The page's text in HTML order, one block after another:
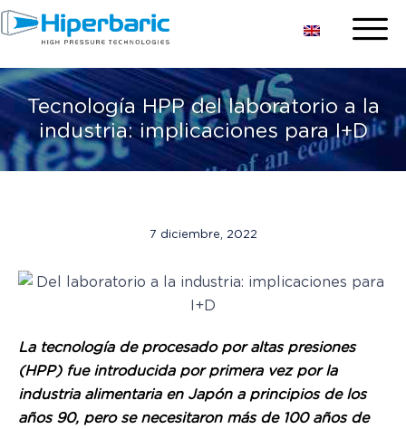
Tecnología HPP del laboratorio a la
industria: implicaciones para I+D
7 diciembre, 2022
La tecnología de procesado por altas presiones
(HPP) fue introducida por primera vez por la
industria alimentaria en Japón a principios de los
años 90, pero se necesitaron más de 100 años de